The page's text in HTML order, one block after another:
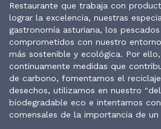
Restaurante que trabaja con
lograr la excelencia, nuestras
gastronomía asturiana, los
comprometidos con nuestro
más sostenible y ecológica. Por
continuamente medidas que
de carbono, fomentamos el
desechos, utilizamos en nuestro
biodegradable eco e intentamos
comensales de la importancia de